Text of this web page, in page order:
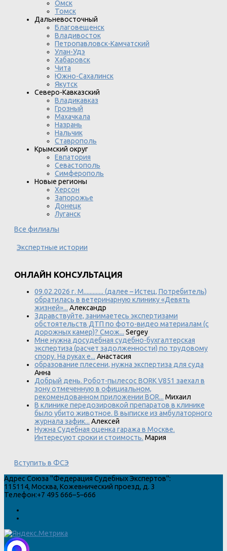
Омск
Томск
Дальневосточный
Благовещенск
Владивосток
Петропавловск-Камчатский
Улан-Удэ
Хабаровск
Чита
Южно-Сахалинск
Якутск
Северо-Кавказский
Владикавказ
Грозный
Махачкала
Назрань
Нальчик
Ставрополь
Крымский округ
Евпатория
Севастополь
Симферополь
Новые регионы
Херсон
Запорожье
Донецк
Луганск
Все филиалы
Экспертные истории
ОНЛАЙН КОНСУЛЬТАЦИЯ
09.02.2026 г. М............. (далее – Истец, Потребитель)
обратилась в ветеринарную клинику «Девять
жизней»... Александр
Здравствуйте, занимаетесь экспертизами
обстоятельств ДТП по фото-видео материалам (с
дорожных камер)? Смож... Sergey
Мне нужна досудебная судебно-бухгалтерская
экспертиза (расчет задолженности) по трудовому
спору. На руках е... Анастасия
образование плесени, нужна экспертиза для суда
Анна
Добрый день. Робот-пылесос BORK V851 заехал в
зону отмеченную в официальном,
рекомендованном приложении BOR... Михаил
В клинике передозировкой препаратов в клинике
было убито животное. В выписке из амбулаторного
журнала зафик... Алексей
Нужна Судебная оценка гаража в Москве.
Интересуют сроки и стоимость. Мария
Вступить в ФСЭ
Адрес Союза "Федерация Судебных Экспертов":
115114, Москва, Кожевнический проезд, д. 3
Телефон:+7 495 666–5–666